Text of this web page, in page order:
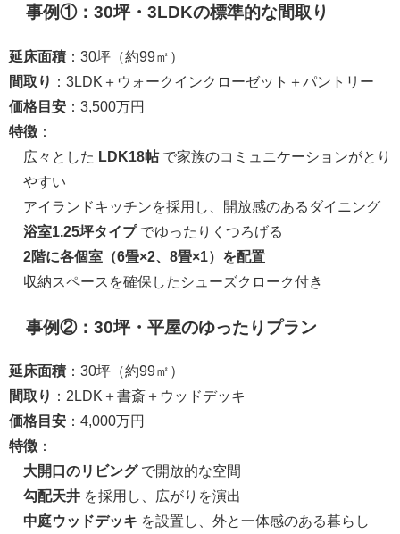
事例①：30坪・3LDKの標準的な間取り
延床面積 ：30坪（約99㎡）
間取り
：3LDK＋ウォークインクローゼット＋パントリー
価格目安 ：3,500万円
特徴 ：
広々とした
LDK18帖で家族のコミュニケーションがとり
やすい
アイランドキッチンを採用し、開放感のあるダイニング
浴室1.25坪タイプでゆったりくつろげる
2階に各個室（6畳×2、8畳×1）を配置
収納スペースを確保したシューズクローク付き
事例②：30坪・平屋のゆったりプラン
延床面積 ：30坪（約99㎡）
間取り
：2LDK＋書斎＋ウッドデッキ
価格目安 ：4,000万円
特徴 ：
大開口のリビングで開放的な空間
勾配天井 を採用し、広がりを演出
中庭ウッドデッキ を設置し、外と一体感のある暮らし